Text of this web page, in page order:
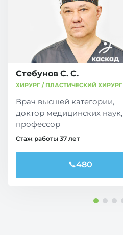
Стебунов С. С.
ХИРУРГ / ПЛАСТИЧЕСКИЙ ХИРУРГ
Врач высшей категории,
доктор медицинских наук,
профессор
Стаж работы 37 лет
480